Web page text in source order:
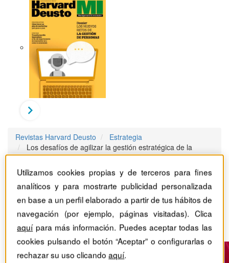
Revistas Harvard Deusto
Estrategia
Los desafíos de agilizar la gestión estratégica de la
organización
Los desafíos de agilizar la
gestión estratégica de la
organización
Utilizamos cookies propias y de terceros para fines
analíticos y para mostrarte publicidad personalizada
en base a un perfil elaborado a partir de tus hábitos de
navegación (por ejemplo, páginas visitadas). Clica
aquípara más información. Puedes aceptar todas las
cookies pulsando el botón “Aceptar” o configurarlas o
rechazar su uso clicandoaquí.